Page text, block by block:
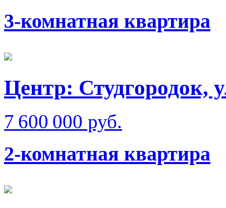
3-комнатная квартира
Центр: Студгородок,
7 600 000 руб.
2-комнатная квартира